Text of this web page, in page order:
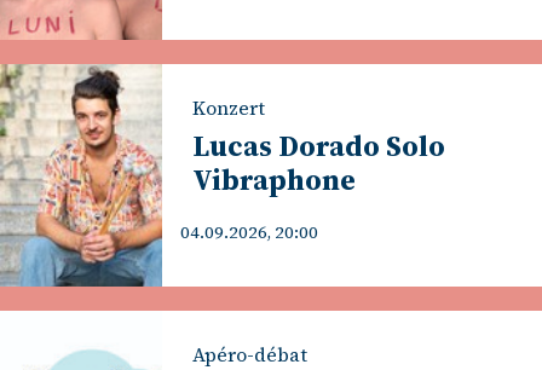
Konzert
Lucas Dorado Solo
Vibraphone
04.09.2026, 20:00
Apéro-débat